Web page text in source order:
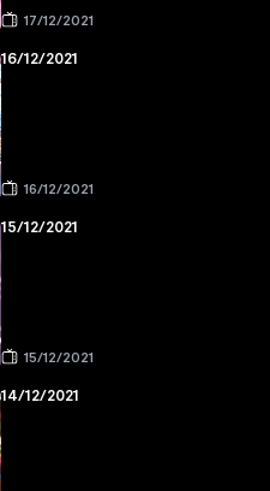
17/12/2021
16/12/2021
16/12/2021
15/12/2021
15/12/2021
14/12/2021